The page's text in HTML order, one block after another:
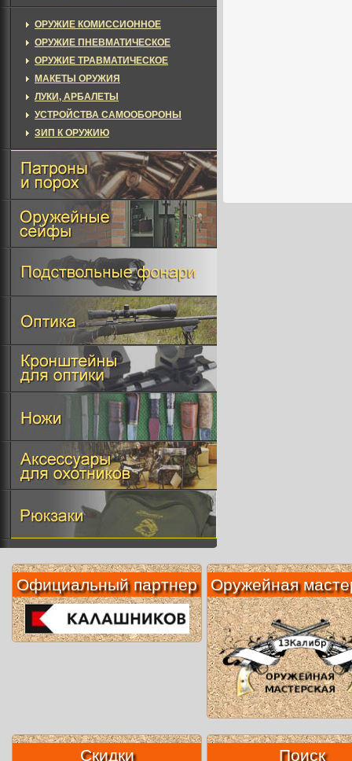
ОРУЖИЕ КОМИССИОННОЕ
ОРУЖИЕ ПНЕВМАТИЧЕСКОЕ
ОРУЖИЕ ТРАВМАТИЧЕСКОЕ
МАКЕТЫ ОРУЖИЯ
ЛУКИ, АРБАЛЕТЫ
УСТРОЙСТВА САМООБОРОНЫ
ЗИП К ОРУЖИЮ
Официальный партнер Оружейная
Скидки Поиск